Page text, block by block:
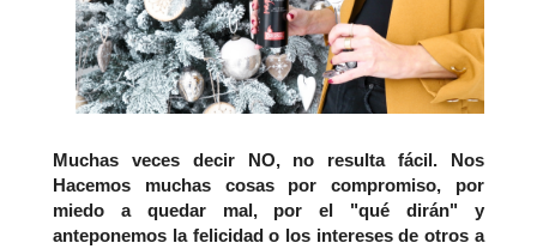
Muchas veces decir NO, no resulta fácil. Nos
Hacemos muchas cosas por compromiso, por
miedo a quedar mal, por el "qué dirán" y
anteponemos la felicidad o los intereses de otros a